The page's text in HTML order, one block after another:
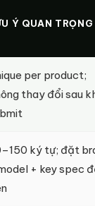
Ý QUAN TRỌNG
per product;
thay đổi sau
ký tự; đặt
+ key spec